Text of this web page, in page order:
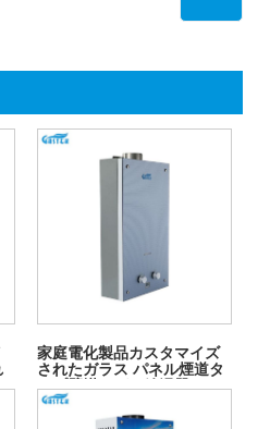
家庭電化製品カスタマイズ
されたガラス パネル煙道タ
イプ壁掛けガス給湯器